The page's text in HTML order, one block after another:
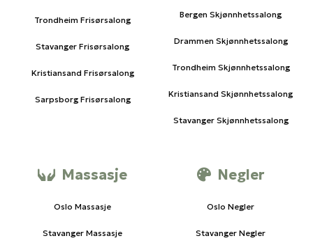
Trondheim Frisørsalong
Stavanger Frisørsalong
Kristiansand Frisørsalong
Sarpsborg Frisørsalong
Bergen Skjønnhetssalong
Drammen Skjønnhetssalong
Trondheim Skjønnhetssalong
Kristiansand Skjønnhetssalong
Stavanger Skjønnhetssalong
Massasje
Oslo Massasje
Stavanger Massasje
Negler
Oslo Negler
Stavanger Negler